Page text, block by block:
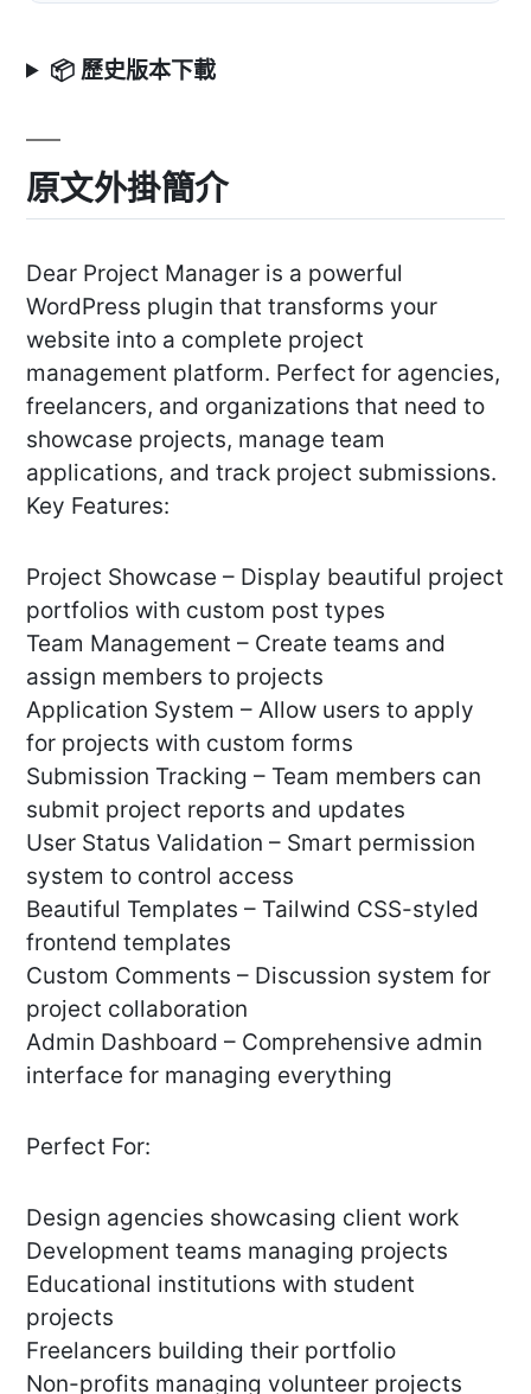
📦 歷史版本下載
原文外掛簡介
Dear Project Manager is a powerful
WordPress plugin that transforms your
website into a complete project
management platform. Perfect for agencies,
freelancers, and organizations that need to
showcase projects, manage team
applications, and track project submissions.
Key Features:
Project Showcase – Display beautiful project
portfolios with custom post types
Team Management – Create teams and
assign members to projects
Application System – Allow users to apply
for projects with custom forms
Submission Tracking – Team members can
submit project reports and updates
User Status Validation – Smart permission
system to control access
Beautiful Templates – Tailwind CSS-styled
frontend templates
Custom Comments – Discussion system for
project collaboration
Admin Dashboard – Comprehensive admin
interface for managing everything
Perfect For:
Design agencies showcasing client work
Development teams managing projects
Educational institutions with student
projects
Freelancers building their portfolio
Non-profits managing volunteer projects